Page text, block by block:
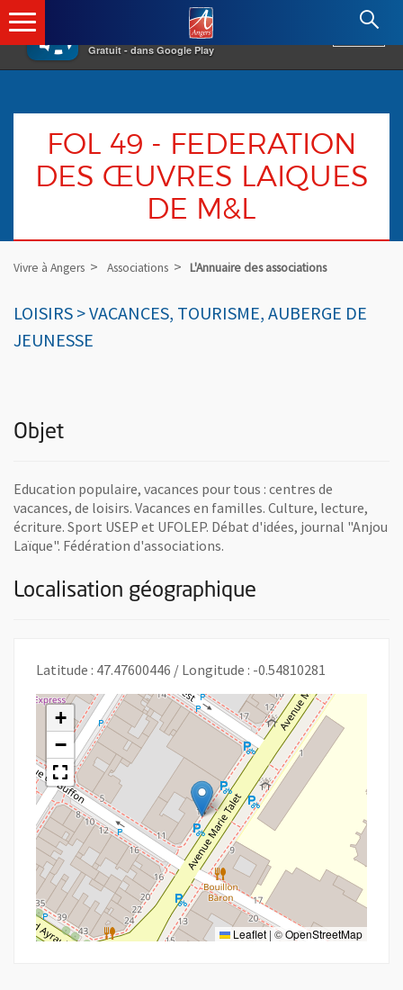
×
Gratuit - dans Google Play
Angers.fr : Retour à l'accueil
FOL 49 - FEDERATION
DES ŒUVRES LAIQUES
DE M&L
Vivre à Angers Associations L'Annuaire des associations
LOISIRS > VACANCES, TOURISME, AUBERGE DE
JEUNESSE
Objet
Education populaire, vacances pour tous : centres de
vacances, de loisirs. Vacances en familles. Culture, lecture,
écriture. Sport USEP et UFOLEP. Débat d'idées, journal "Anjou
Laïque". Fédération d'associations.
Localisation géographique
Latitude : 47.47600446 / Longitude : -0.54810281
+
−
Leaflet | ©OpenStreetMap